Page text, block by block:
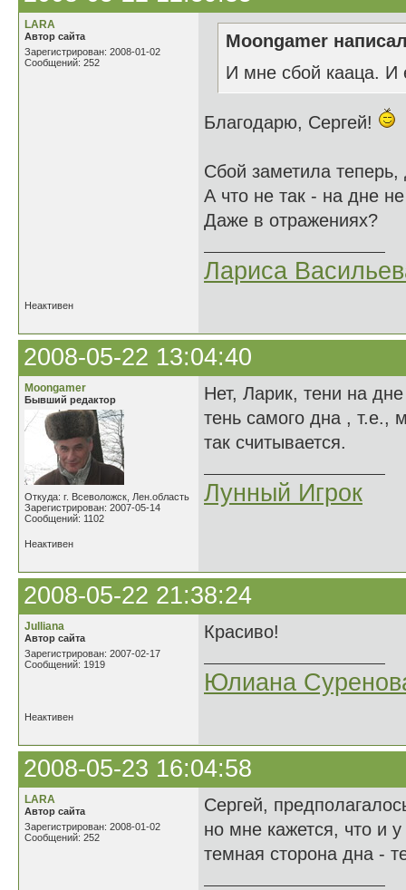
LARA
Автор сайта
Зарегистрирован: 2008-01-02
Сообщений: 252
Moongamer
И мне сбой кааца. И
Благодарю, Сергей!
Сбой заметила теперь,
А что не так - на дне
Даже в отражениях?
Лариса
Неактивен
2008-05-22 13:04:40
Moongamer
Бывший редактор
Откуда: г. Всеволожск, Лен.область
Зарегистрирован: 2007-05-14
Сообщений: 1102
Нет, Ларик, тени на
тень самого дна , т.е.,
так считывается.
Лунный Игрок
Неактивен
2008-05-22 21:38:24
Julliana
Автор сайта
Зарегистрирован: 2007-02-17
Сообщений: 1919
Красиво!
Юлиана
Неактивен
2008-05-23 16:04:58
LARA
Автор сайта
Зарегистрирован: 2008-01-02
Сообщений: 252
Сергей,
но мне кажется, что и
темная сторона дна -